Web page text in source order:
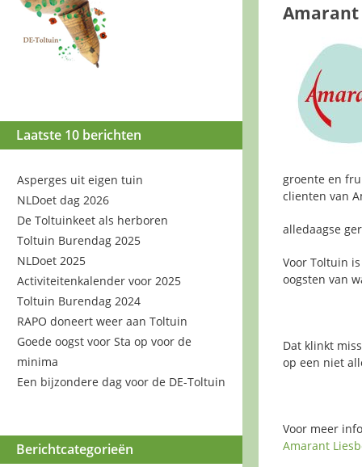
Laatste 10 berichten
Asperges uit eigen tuin
NLDoet dag 2026
De Toltuinkeet als herboren
Toltuin Burendag 2025
NLDoet 2025
Activiteitenkalender voor 2025
Toltuin Burendag 2024
RAPO doneert weer aan Toltuin
Goede oogst voor Sta op voor de
minima
Een bijzondere dag voor de DE-Toltuin
Berichtcategorieën
Amarant
groente en
clienten van
alledaagse
Voor Toltuin
oogsten van
Dat klinkt
op een niet
Voor meer
Amarant